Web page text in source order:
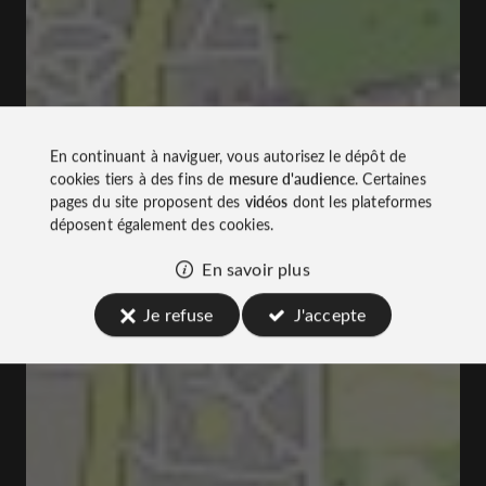
En continuant à naviguer, vous autorisez le dépôt de
cookies tiers à des fins de mesure d'audience. Certaines
pages du site proposent des vidéos dont les plateformes
déposent également des cookies.
En savoir plus
Je refuse
J'accepte